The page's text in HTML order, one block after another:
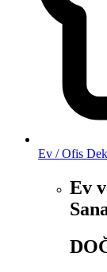
Ev / Ofis
Ev